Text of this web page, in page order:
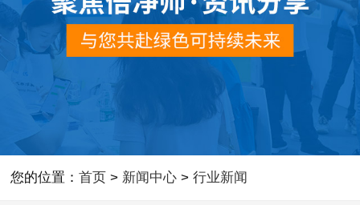
您的位置：首页 > 新闻中心 >行业新闻